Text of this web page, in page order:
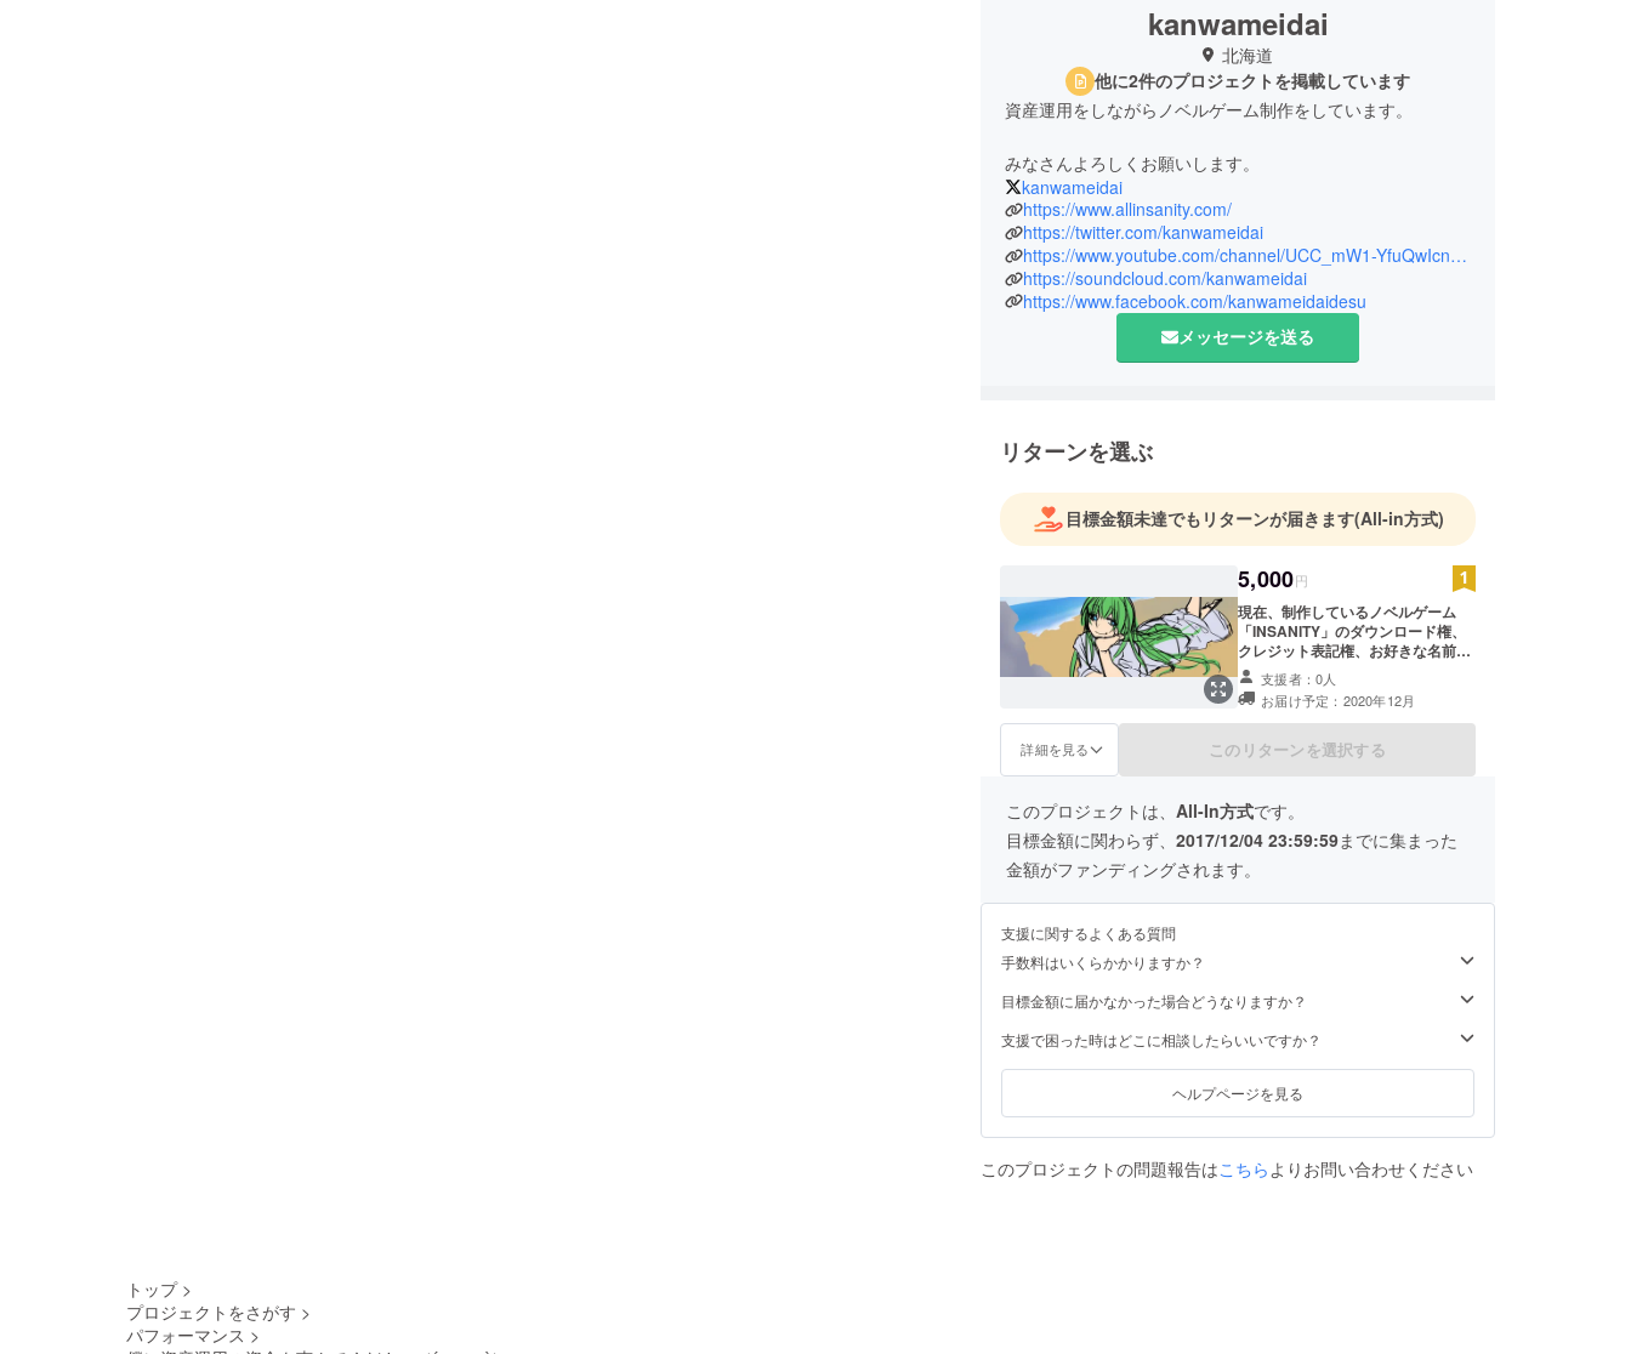
kanwameidai
北海道
他に2件のプロジェクトを掲載しています
資産運用をしながらノベルゲーム制作をしています。
みなさんよろしくお願いします。
kanwameidai
https://www.allinsanity.com/
https://twitter.com/kanwameidai
https://www.youtube.com/channel/UCC_mW1-YfuQwIcnDhCOHewA
https://soundcloud.com/kanwameidai
https://www.facebook.com/kanwameidaidesu
メッセージを送る
リターンを選ぶ
目標金額未達でもリターンが届きます(All-in方式)
5,000円
現在、制作しているノベルゲーム
「INSANITY」のダウンロード権、
クレジット表記権、お好きな名前で
ゲーム中にお名前を出す権利をプレ
ゼントします。 ダウンロード権、ク
レジット表記権ともにゲーム完成時
になります。 プロジェクトが終わっ
た段階で、支援者の皆様には、私の
支援者：0人
お届け予定：2020年12月
詳細を見る このリターンを選択する
このプロジェクトは、 All-In方式です。
目標金額に関わらず、 2017/12/04 23:59:59までに集まった
金額がファンディングされます。
支援に関するよくある質問
手数料はいくらかかりますか？
目標金額に届かなかった場合どうなりますか？
支援で困った時はどこに相談したらいいですか？
ヘルプページを見る
このプロジェクトの問題報告はこちら よりお問い合わせください
トップ >
プロジェクトをさがす >
パフォーマンス >